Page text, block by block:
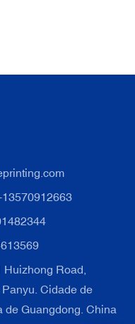
Road,
Cidade de
de Guangdong. China